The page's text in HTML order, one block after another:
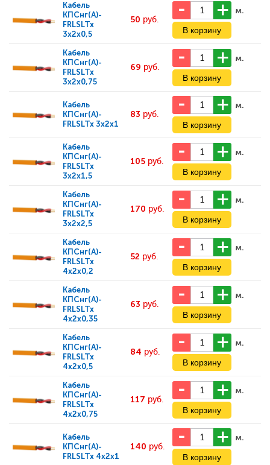
Кабель
КПСнг(А)-
FRLSLTx
3x2x0,5
50 руб.
м.
Кабель
КПСнг(А)-
FRLSLTx
3x2x0,75
69 руб.
м.
Кабель
КПСнг(А)-
FRLSLTx 3x2x1
83 руб.
м.
Кабель
КПСнг(А)-
FRLSLTx
3x2x1,5
105 руб.
м.
Кабель
КПСнг(А)-
FRLSLTx
3x2x2,5
170 руб.
м.
Кабель
КПСнг(А)-
FRLSLTx
4x2x0,2
52 руб.
м.
Кабель
КПСнг(А)-
FRLSLTx
4x2x0,35
63 руб.
м.
Кабель
КПСнг(А)-
FRLSLTx
4x2x0,5
84 руб.
м.
Кабель
КПСнг(А)-
FRLSLTx
4x2x0,75
117 руб.
м.
Кабель
КПСнг(А)-
FRLSLTx 4x2x1
140 руб.
м.